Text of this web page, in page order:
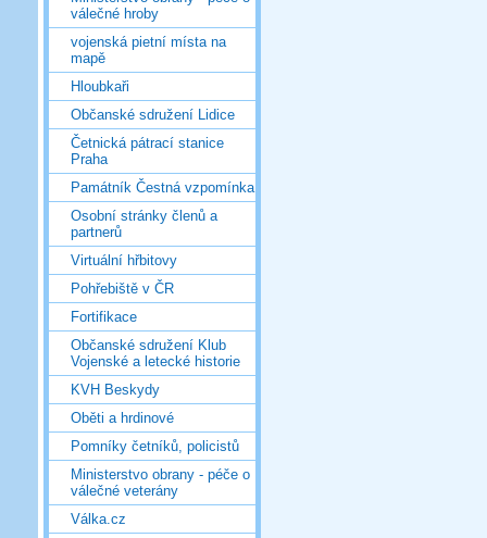
válečné hroby
vojenská pietní místa na
mapě
Hloubkaři
Občanské sdružení Lidice
Četnická pátrací stanice
Praha
Památník Čestná vzpomínka
Osobní stránky členů a
partnerů
Virtuální hřbitovy
Pohřebiště v ČR
Fortifikace
Občanské sdružení Klub
Vojenské a letecké historie
KVH Beskydy
Oběti a hrdinové
Pomníky četníků, policistů
Ministerstvo obrany - péče o
válečné veterány
Válka.cz